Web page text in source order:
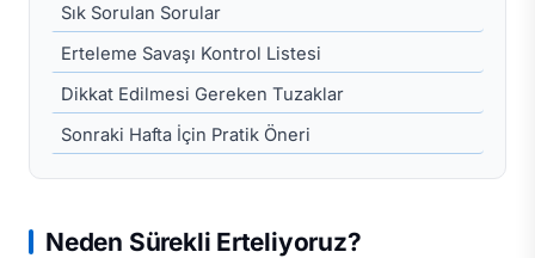
Sık Sorulan Sorular
Erteleme Savaşı Kontrol Listesi
Dikkat Edilmesi Gereken Tuzaklar
Sonraki Hafta İçin Pratik Öneri
Neden Sürekli Erteliyoruz?